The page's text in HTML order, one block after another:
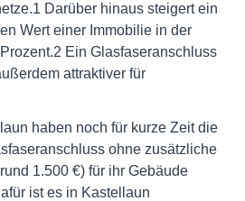
Darüber hinaus steigert ein
Wert einer Immobilie in der
Ein Glasfaseranschluss
attraktiver für
haben noch für kurze Zeit die
ohne zusätzliche
1.500 €) für ihr Gebäude
ist es in Kastellaun